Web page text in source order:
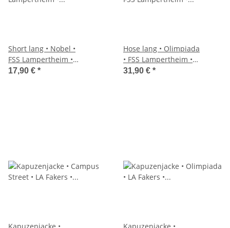
Short lang • Nobel •
FSS Lampertheim •
Dunkelblau • Ohne
17,90 € *
Hose lang • Olimpiada
• FSS Lampertheim •
Dunkelblau • mit
31,90 € *